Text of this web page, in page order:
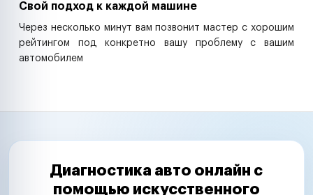
Свой подход к каждой машине
Через несколько минут вам позвонит мастер с хорошим
рейтингом под конкретно вашу проблему с вашим
автомобилем
Диагностика авто онлайн с
помощью искусственного